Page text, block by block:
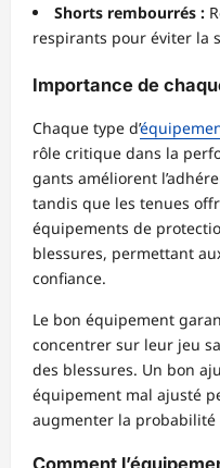
Shorts rembourrés :
respirants pour éviter la
Importance de
Chaque type d’
rôle critique dans la
gants améliorent
tandis que les tenues
équipements de
blessures, permettant
confiance.
Le bon équipement
concentrer sur leur jeu
des blessures. Un bon
équipement mal ajusté
augmenter la probabilité
Comment